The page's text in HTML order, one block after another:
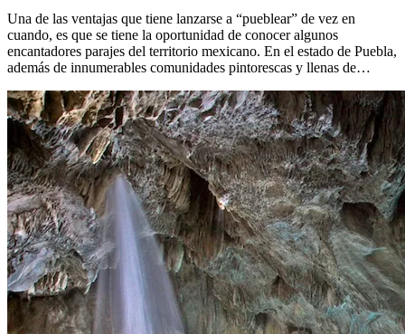
Una de las ventajas que tiene lanzarse a “pueblear” de vez en
cuando, es que se tiene la oportunidad de conocer algunos
encantadores parajes del territorio mexicano. En el estado de Puebla,
además de innumerables comunidades pintorescas y llenas de…